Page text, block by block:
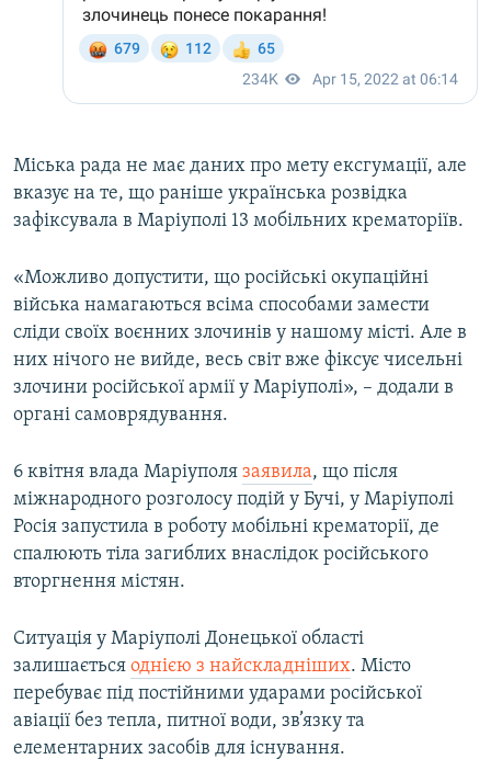
Міська рада не має даних про мету ексгумації, але
вказує на те, що раніше українська розвідка
зафіксувала в Маріуполі 13 мобільних крематоріїв.
«Можливо допустити, що російські окупаційні
війська намагаються всіма способами замести
сліди своїх воєнних злочинів у нашому місті. Але в
них нічого не вийде, весь світ вже фіксує чисельні
злочини російської армії у Маріуполі», – додали в
органі самоврядування.
6 квітня влада Маріуполя заявила, що після
міжнародного розголосу подій у Бучі, у Маріуполі
Росія запустила в роботу мобільні крематорії, де
спалюють тіла загиблих внаслідок російського
вторгнення містян.
Ситуація у Маріуполі Донецької області
залишається однією з найскладніших. Місто
перебуває під постійними ударами російської
авіації без тепла, питної води, зв’язку та
елементарних засобів для існування.